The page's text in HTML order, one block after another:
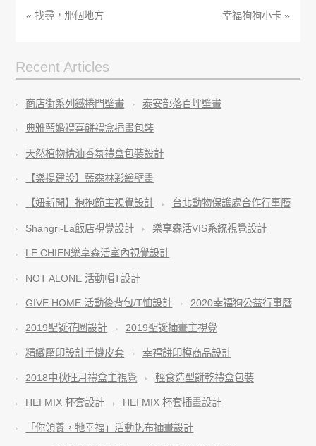
« 找尋，那個地方 幸福狗狗小卡 »
Recent Articles
商店街系列鐵捲門壁畫 泰安部落百坪壁畫
典雅藍婚禮喜餅禮盒插畫包裝
天然植物精油香氛禮盒包裝設計
【樂揚建設】藍森林彩繪壁畫
【妞新聞】抱抱節主視覺設計 台北動物保護處合作行事曆
Shangri-La飯店視覺設計 樂享森活VIS系統視覺設計
LE CHIEN樂享森活室內視覺設計
NOT ALONE 活動帽T設計
GIVE HOME 活動後背包/T恤設計 2020幸福狗公益行事曆
2019聖誕花圈設計 2019聖誕插畫主視覺
精緻壓印設計手機皮套 幸福餅印模商品設計
2018中秋旺月禮盒主視覺 輕食造型餅乾禮盒包裝
HEI MIX 杯套設計 HEI MIX 杯套插畫設計
「你領養，牠幸福」活動帆布插畫設計